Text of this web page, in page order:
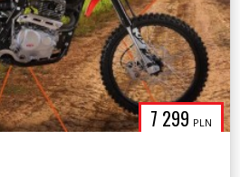
7 299 PLN